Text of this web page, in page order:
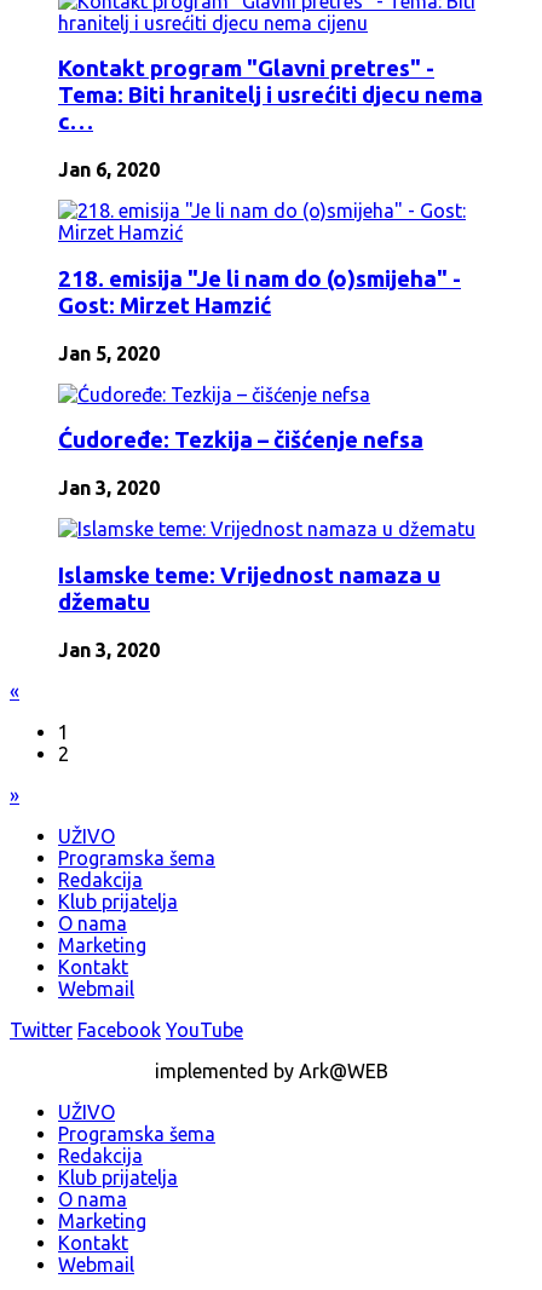
Kontakt program "Glavni pretres" -
Tema: Biti hranitelj i usrećiti djecu nema
c…
Jan 6, 2020
218. emisija "Je li nam do (o)smijeha" -
Gost: Mirzet Hamzić
Jan 5, 2020
Ćudoređe: Tezkija – čišćenje nefsa
Jan 3, 2020
Islamske teme: Vrijednost namaza u
džematu
Jan 3, 2020
«
1
2
»
UŽIVO
Programska šema
Redakcija
Klub prijatelja
O nama
Marketing
Kontakt
Webmail
Twitter Facebook YouTube
implemented by Ark@WEB
UŽIVO
Programska šema
Redakcija
Klub prijatelja
O nama
Marketing
Kontakt
Webmail